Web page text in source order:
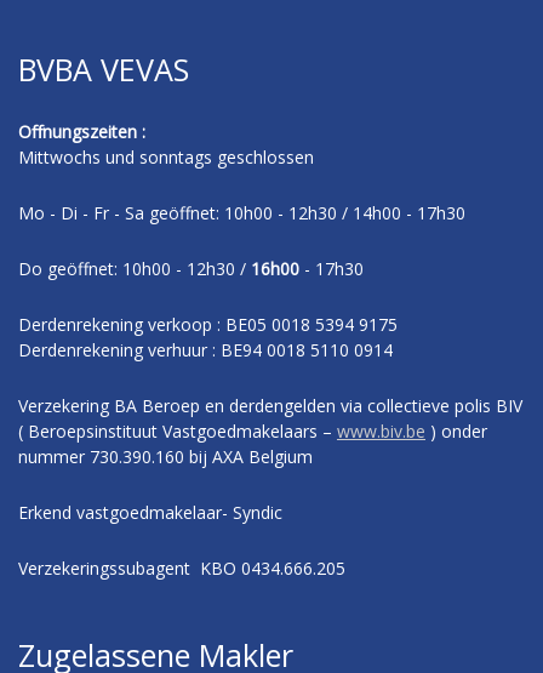
BVBA VEVAS
Offnungszeiten :
Mittwochs und sonntags geschlossen
Mo - Di - Fr - Sa geöffnet: 10h00 - 12h30 / 14h00 - 17h30
Do geöffnet: 10h00 - 12h30 / 16h00 - 17h30
Derdenrekening verkoop : BE05 0018 5394 9175
Derdenrekening verhuur : BE94 0018 5110 0914
Verzekering BA Beroep en derdengelden via collectieve polis BIV
( Beroepsinstituut Vastgoedmakelaars – www.biv.be ) onder
nummer 730.390.160 bij AXA Belgium
Erkend vastgoedmakelaar- Syndic
Verzekeringssubagent KBO 0434.666.205
Zugelassene Makler